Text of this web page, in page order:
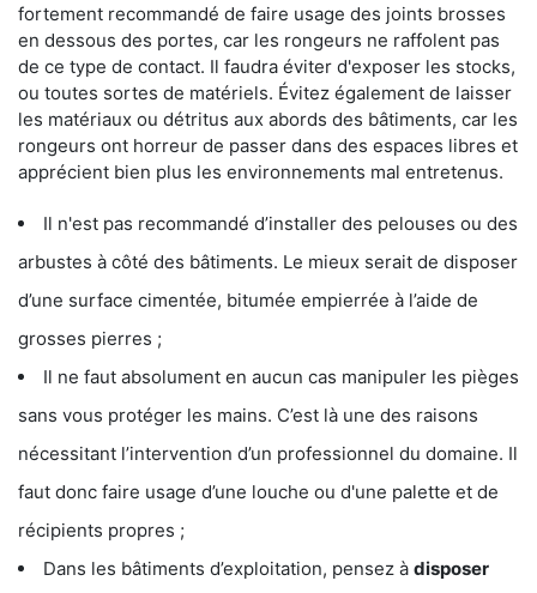
fortement recommandé de faire usage des joints brosses
en dessous des portes, car les rongeurs ne raffolent pas
de ce type de contact. Il faudra éviter d'exposer les stocks,
ou toutes sortes de matériels. Évitez également de laisser
les matériaux ou détritus aux abords des bâtiments, car les
rongeurs ont horreur de passer dans des espaces libres et
apprécient bien plus les environnements mal entretenus.
Il n'est pas recommandé d’installer des pelouses ou des
arbustes à côté des bâtiments. Le mieux serait de disposer
d’une surface cimentée, bitumée empierrée à l’aide de
grosses pierres ;
Il ne faut absolument en aucun cas manipuler les pièges
sans vous protéger les mains. C’est là une des raisons
nécessitant l’intervention d’un professionnel du domaine. Il
faut donc faire usage d’une louche ou d'une palette et de
récipients propres ;
Dans les bâtiments d’exploitation, pensez à disposer